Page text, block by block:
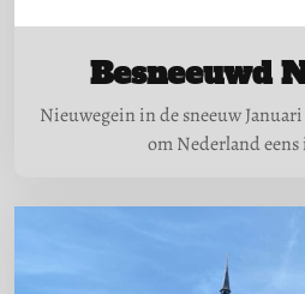
Besneeuwd
Nieuwegein in de sneeuw
om Nederland